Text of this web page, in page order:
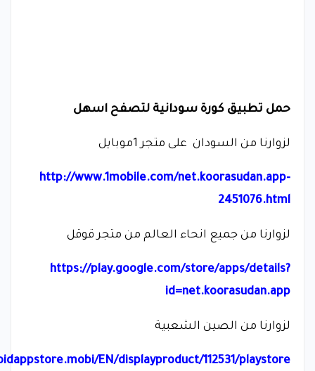
حمل تطبيق كورة سودانية لتصفح اسهل
لزوارنا من السودان على متجر 1موبايل
http://www.1mobile.com/net.koorasudan.app-
2451076.html
لزوارنا من جميع انحاء العالم من متجر قوقل
https://play.google.com/store/apps/details?
id=net.koorasudan.app
لزوارنا من الصين الشعبية
EN/displayproduct/112531/playstore